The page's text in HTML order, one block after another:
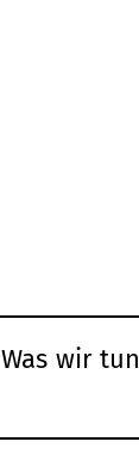
Was wir tun